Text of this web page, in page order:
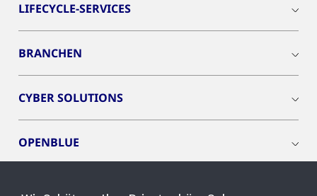
LIFECYCLE-SERVICES
BRANCHEN
CYBER SOLUTIONS
OPENBLUE